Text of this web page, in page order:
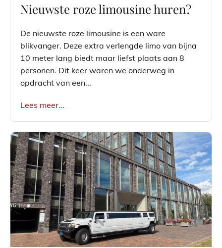
Nieuwste roze limousine huren?
De nieuwste roze limousine is een ware
blikvanger. Deze extra verlengde limo van bijna
10 meter lang biedt maar liefst plaats aan 8
personen. Dit keer waren we onderweg in
opdracht van een...
Lees meer...